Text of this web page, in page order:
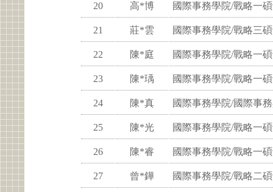
20 高*博 國際事務學院/戰略一
21 莊*雲 國際事務學院/戰略三
22 陳*庭 國際事務學院/戰略一
23 陳*瑀 國際事務學院/戰略一
24 陳*真 國際事務學院/國際事
25 陳*光 國際事務學院/戰略一
26 陳*睿 國際事務學院/戰略一
27 曾*鏵 國際事務學院/戰略二